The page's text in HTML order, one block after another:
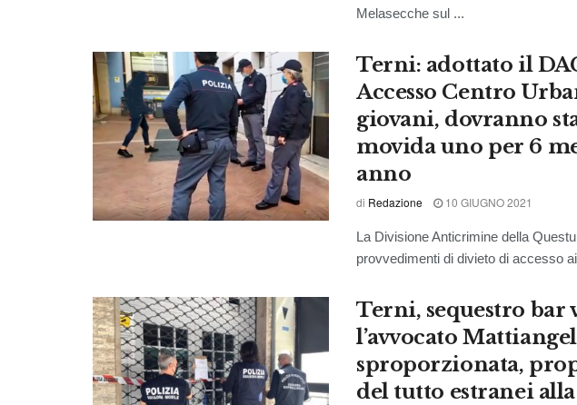
Melasecche sul ...
Terni: adottato il
Accesso Centro
giovani, dovranno
movida uno per 6
anno
di Redazione 10 GIUGNO 2021
La Divisione Anticrimine della
provvedimenti di divieto di accesso
Terni, sequestro bar
l’avvocato
sproporzionata,
del tutto estranei